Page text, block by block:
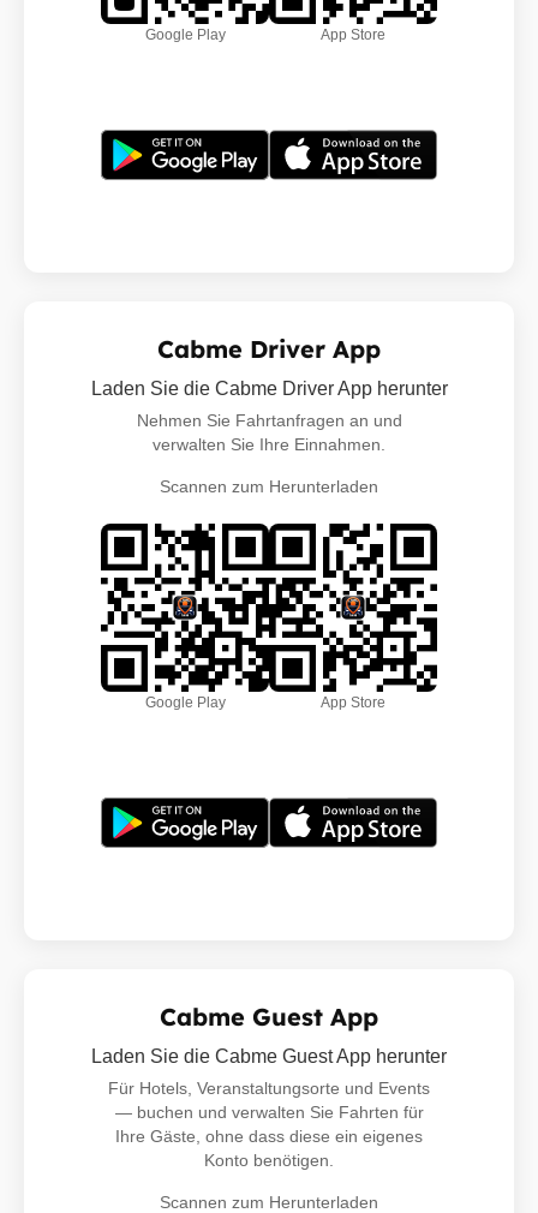
Google Play App Store
Cabme Driver App
Laden Sie die Cabme Driver App herunter
Nehmen Sie Fahrtanfragen an und
verwalten Sie Ihre Einnahmen.
Scannen zum Herunterladen
Google Play App Store
Cabme Guest App
Laden Sie die Cabme Guest App herunter
Für Hotels, Veranstaltungsorte und Events
— buchen und verwalten Sie Fahrten für
Ihre Gäste, ohne dass diese ein eigenes
Konto benötigen.
Scannen zum Herunterladen